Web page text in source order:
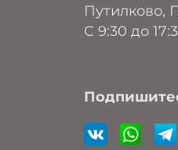
Путилково,
C 9:30 до